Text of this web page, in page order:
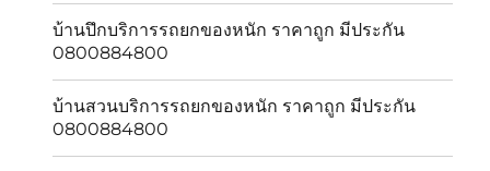
บ้านปึกบริการรถยกของหนัก ราคาถูก มีประกัน
0800884800
บ้านสวนบริการรถยกของหนัก ราคาถูก มีประกัน
0800884800